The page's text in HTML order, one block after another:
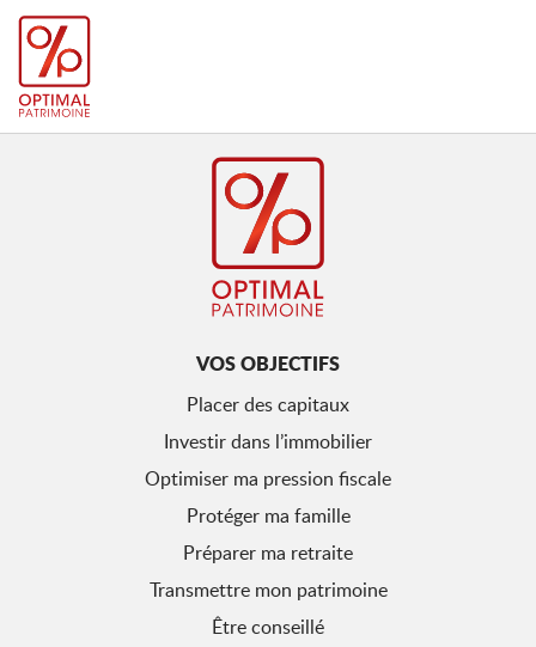
VOS OBJECTIFS
Placer des capitaux
Investir dans l’immobilier
Optimiser ma pression fiscale
Protéger ma famille
Préparer ma retraite
Transmettre mon patrimoine
Être conseillé